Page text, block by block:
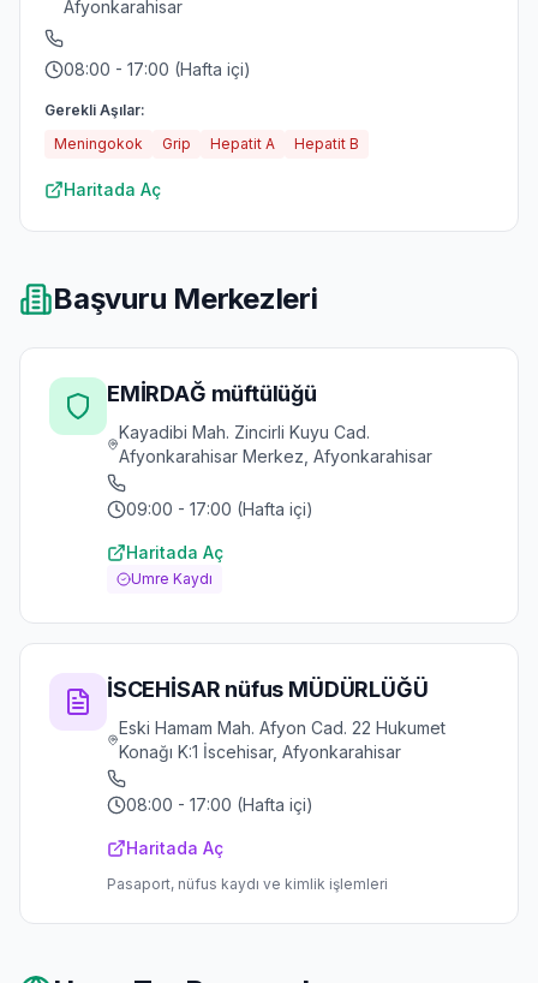
Afyonkarahisar
08:00 - 17:00 (Hafta içi)
Gerekli Aşılar:
Meningokok
Grip Hepatit A Hepatit B
Haritada Aç
Başvuru Merkezleri
EMİRDAĞ müftülüğü
Kayadibi Mah. Zincirli Kuyu Cad.
Afyonkarahisar Merkez, Afyonkarahisar
09:00 - 17:00 (Hafta içi)
Haritada Aç
Umre Kaydı
İSCEHİSAR nüfus MÜDÜRLÜĞÜ
Eski Hamam Mah. Afyon Cad. 22 Hukumet
Konağı K:1 İscehisar, Afyonkarahisar
08:00 - 17:00 (Hafta içi)
Haritada Aç
Pasaport, nüfus kaydı ve kimlik işlemleri